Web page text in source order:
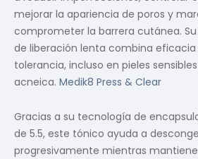
mejorar la apariencia de poros y
comprometer la barrera cutánea.
de liberación lenta combina
tolerancia, incluso en pieles
acneica. Medik8 Press & Clear
Gracias a su tecnología de
de 5.5, este tónico ayuda a
progresivamente mientras